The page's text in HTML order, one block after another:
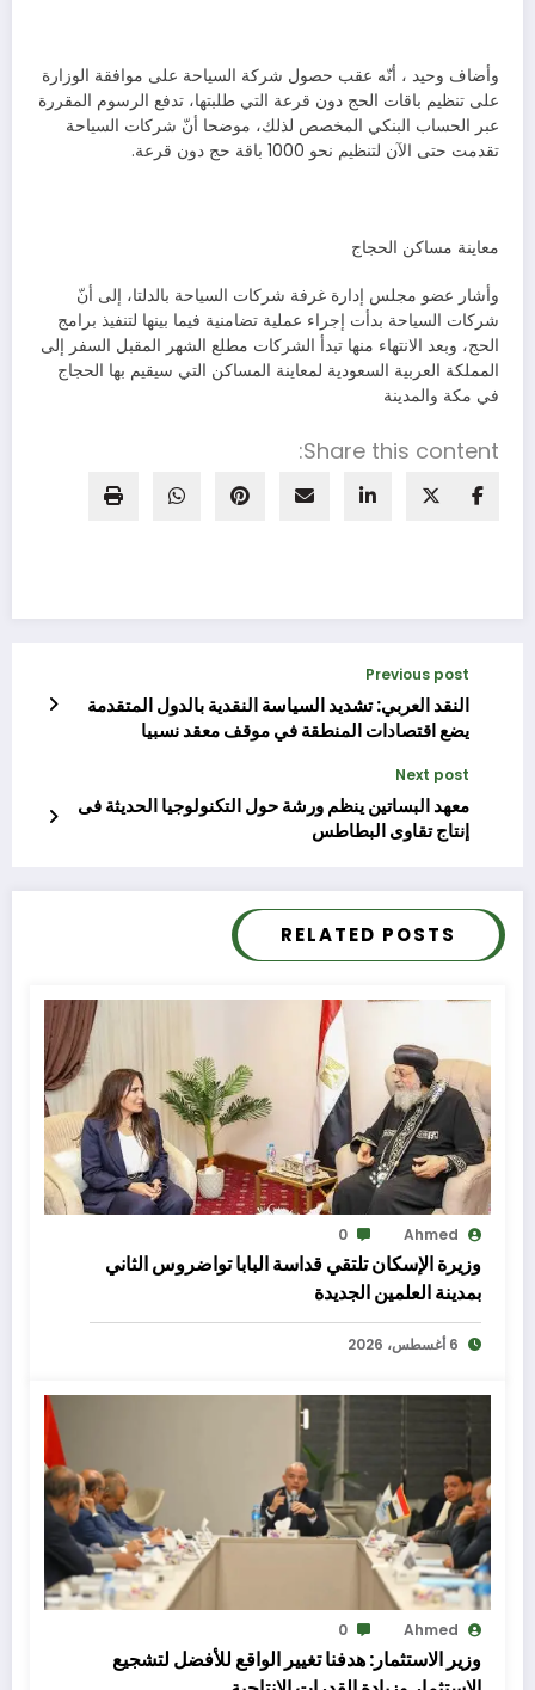
وأضاف وحيد ، أنّه عقب حصول شركة السياحة على موافقة الوزارة
على تنظيم باقات الحج دون قرعة التي طلبتها، تدفع الرسوم المقررة
عبر الحساب البنكي المخصص لذلك، موضحا أنّ شركات السياحة
تقدمت حتى الآن لتنظيم نحو 1000 باقة حج دون قرعة.
معاينة مساكن الحجاج
وأشار عضو مجلس إدارة غرفة شركات السياحة بالدلتا، إلى أنّ
شركات السياحة بدأت إجراء عملية تضامنية فيما بينها لتنفيذ برامج
الحج، وبعد الانتهاء منها تبدأ الشركات مطلع الشهر المقبل السفر إلى
المملكة العربية السعودية لمعاينة المساكن التي سيقيم بها الحجاج
في مكة والمدينة
Share this content:
Previous post
النقد العربي: تشديد السياسة النقدية بالدول المتقدمة
يضع اقتصادات المنطقة في موقف معقد نسبيا
Next post
معهد البساتين ينظم ورشة حول التكنولوجيا الحديثة فى
إنتاج تقاوى البطاطس
RELATED POSTS
Ahmed
0
وزيرة الإسكان تلتقي قداسة البابا تواضروس الثاني
بمدينة العلمين الجديدة
6 أغسطس، 2026
Ahmed
0
وزير الاستثمار: هدفنا تغيير الواقع للأفضل لتشجيع